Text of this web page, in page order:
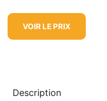
VOIR LE PRIX
Description